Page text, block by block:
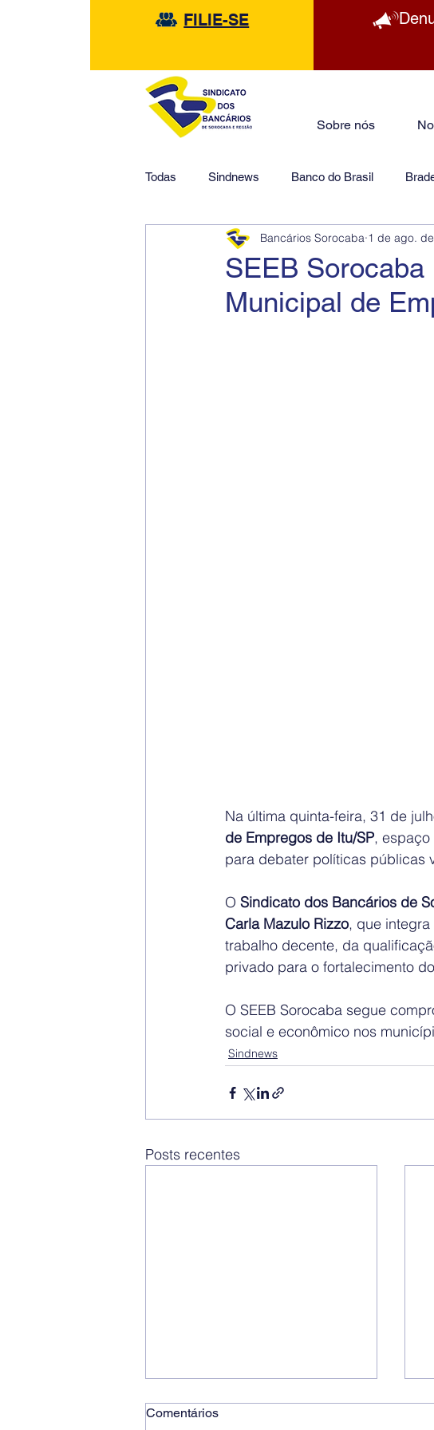
FILIE-SE
Sobre nós
Todas Sindnews Banco do Brasil
HSBC Financeiras Jurídico
SEEB
Municipal de
Bancários Sorocaba 1 de ago.
Na última quinta-feira, 31 de
de Empregos de Itu/SP,
para debater políticas públicas
O Sindicato dos Bancários de
Carla Mazulo Rizzo, que
trabalho decente, da
privado para o fortalecimento
O SEEB Sorocaba segue
social e econômico nos
Sindnews
Posts recentes
Comentários